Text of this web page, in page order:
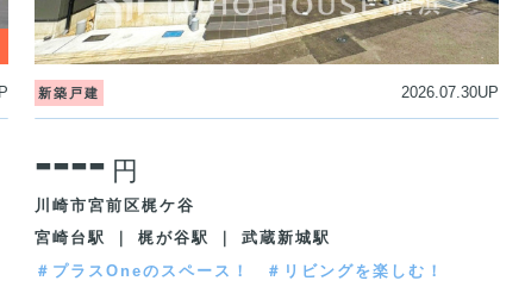
新築戸建 2026.07.30UP
---- 円
川崎市宮前区梶ケ谷
宮崎台駅 ｜ 梶が谷駅 ｜ 武蔵新城駅
＃プラスOneのスペース！
＃リビングを楽しむ！